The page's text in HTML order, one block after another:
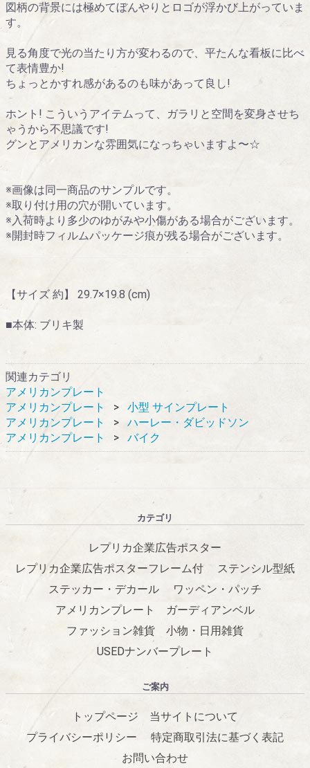
図柄の背景には極めてぼんやりとロゴが浮かび上がっていま
す。
見る角度で光の当たり方が変わるので、平たんな看板に比べ
て表情豊か!
ちょっとかすれ感があるのも味があって良し!
ホント! こういうアイテムって、ガラリと空間を変身させち
ゃうから不思議です!
グンとアメリカンな雰囲気になっちゃいますよ〜☆
※画像は同一商品のサンプルです。
※取り付け用の穴が開いています。
※入荷時より多少のゆがみや小傷がある場合がございます。
※開封時フィルムパッケージ痕が残る場合がございます。
【サイズ 約】 29.7×19.8 (cm)
■本体: ブリキ製
関連カテゴリ
アメリカンプレート
アメリカンプレート
小型 サインプレート
アメリカンプレート
ハーレー・ダビッドソン
アメリカンプレート
バイク
カテゴリ
レプリカ企業広告ポスター
レプリカ企業広告ポスターフレーム付
ステンシル型紙
ステッカー・デカール
ワッペン・パッチ
アメリカンプレート
ガーディアンベル
ファッション雑貨
小物・日用雑貨
USEDナンバープレート
ご案内
トップページ
当サイトについて
プライバシーポリシー
特定商取引法に基づく表記
お問い合わせ